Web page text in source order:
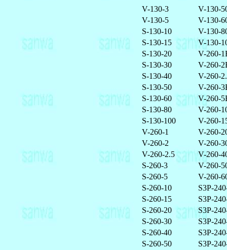
V-130-3
V-130-
V-130-5
V-130-
S-130-10
V-130-
S-130-15
V-130-
S-130-20
V-260-
S-130-30
V-260-
S-130-40
V-260-
S-130-50
V-260-
S-130-60
V-260-
S-130-80
V-260-
S-130-100
V-260-
V-260-1
V-260-
V-260-2
V-260-
V-260-2.5
V-260-
S-260-3
V-260-
S-260-5
V-260-
S-260-10
S3P-
S-260-15
S3P-
S-260-20
S3P-
S-260-30
S3P-
S-260-40
S3P-
S-260-50
S3P-